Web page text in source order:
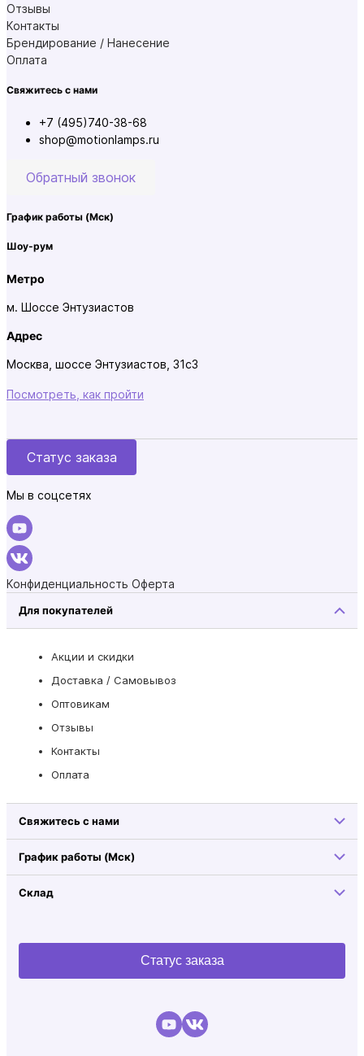
Отзывы
Контакты
Брендирование / Нанесение
Оплата
Свяжитесь с нами
+7 (495)740-38-68
shop@motionlamps.ru
Обратный звонок
График работы (Мск)
Шоу-рум
Метро
м. Шоссе Энтузиастов
Адрес
Москва, шоссе Энтузиастов, 31с3
Посмотреть, как пройти
Статус заказа
Мы в соцсетях
Конфиденциальность Оферта
Для покупателей
Акции и скидки
Доставка / Самовывоз
Оптовикам
Отзывы
Контакты
Оплата
Свяжитесь с нами
График работы (Мск)
Склад
Статус заказа